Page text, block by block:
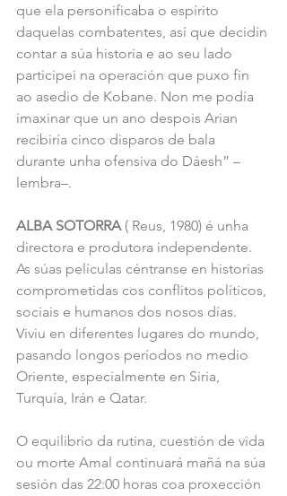
que ela personificaba o espírito
daquelas combatentes, así que decidín
contar a súa historia e ao seu lado
participei na operación que puxo fin
ao asedio de Kobane. Non me podía
imaxinar que un ano despois Arian
recibiría cinco disparos de bala
durante unha ofensiva do Dáesh” –
lembra–.
ALBA SOTORRA ( Reus, 1980) é unha
directora e produtora independente.
As súas películas céntranse en historias
comprometidas cos conflitos políticos,
sociais e humanos dos nosos días.
Viviu en diferentes lugares do mundo,
pasando longos períodos no medio
Oriente, especialmente en Siria,
Turquía, Irán e Qatar.
O equilibrio da rutina, cuestión de vida
ou morte Amal continuará mañá na súa
sesión das 22:00 horas coa proxección